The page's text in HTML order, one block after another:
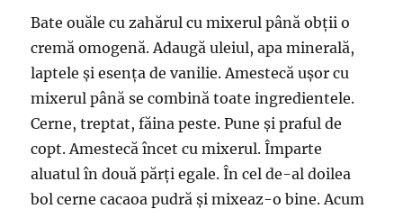
Bate ouăle cu zahărul cu mixerul până obții o
cremă omogenă. Adaugă uleiul, apa minerală,
laptele și esența de vanilie. Amestecă ușor cu
mixerul până se combină toate ingredientele.
Cerne, treptat, făina peste. Pune și praful de
copt. Amestecă încet cu mixerul. Împarte
aluatul în două părți egale. În cel de-al doilea
bol cerne cacaoa pudră și mixeaz-o bine. Acum